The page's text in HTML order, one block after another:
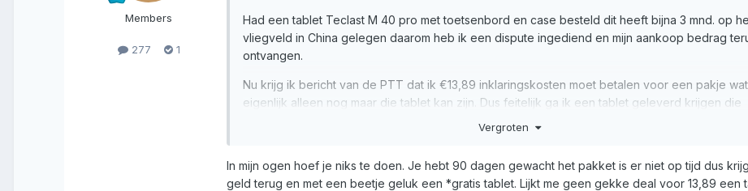
Members
277 1
Had een tablet Teclast M 40 pro met toetsenbord en case besteld dit heeft bijna 3 mnd. op
vliegveld in China gelegen daarom heb ik een dispute ingediend en mijn aankoop bedrag
ontvangen.
Nu krijg ik bericht van de PTT dat ik €13,89 inklaringskosten moet betalen voor een pakje wat
eigenlijk alleen nog maar die tablet kan zijn. Dus feitelijk ga ik een tablet geleverd krijgen die
Vergroten
In mijn ogen hoef je niks te doen. Je hebt 90 dagen gewacht het pakket is er niet op tijd dus
geld terug en met een beetje geluk een *gratis tablet. Lijkt me geen gekke deal voor 13,89 een